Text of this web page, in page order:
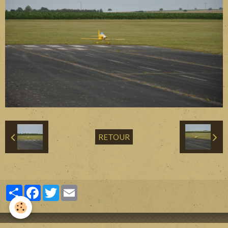
Divers
RETOUR
PartagerFacebook
Twitter